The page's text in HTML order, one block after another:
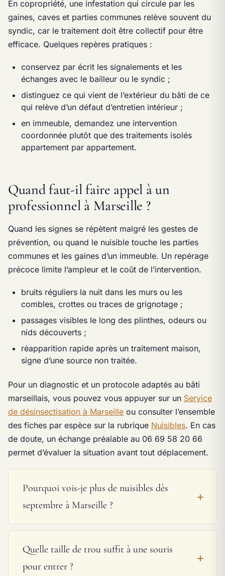
En copropriété, une infestation qui circule par les
gaines, caves et parties communes relève souvent du
syndic, car le traitement doit être collectif pour être
efficace. Quelques repères pratiques :
conservez par écrit les signalements et les
échanges avec le bailleur ou le syndic ;
distinguez ce qui vient de l’extérieur du bâti de ce
qui relève d’un défaut d’entretien intérieur ;
en immeuble, demandez une intervention
coordonnée plutôt que des traitements isolés
appartement par appartement.
Quand faut-il faire appel à un
professionnel à Marseille ?
Quand les signes se répètent malgré les gestes de
prévention, ou quand le nuisible touche les parties
communes et les gaines d’un immeuble. Un repérage
précoce limite l’ampleur et le coût de l’intervention.
bruits réguliers la nuit dans les murs ou les
combles, crottes ou traces de grignotage ;
passages visibles le long des plinthes, odeurs ou
nids découverts ;
réapparition rapide après un traitement maison,
signe d’une source non traitée.
Pour un diagnostic et un protocole adaptés au bâti
marseillais, vous pouvez vous appuyer sur un Service
de désinsectisation à Marseille ou consulter l’ensemble
des fiches par espèce sur la rubrique Nuisibles. En cas
de doute, un échange préalable au 06 69 58 20 66
permet d’évaluer la situation avant tout déplacement.
Pourquoi vois-je plus de nuisibles dès
septembre à Marseille ?
Quelle taille de trou suffit à une souris
pour entrer ?